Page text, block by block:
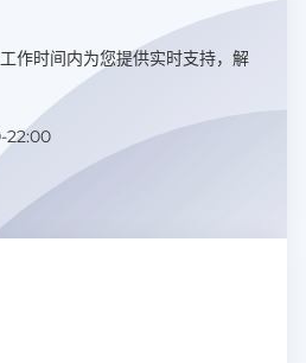
作时间内为您提供实时支持，解
22:00